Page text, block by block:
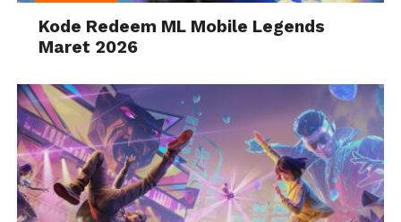
Kode Redeem ML Mobile Legends
Maret 2026